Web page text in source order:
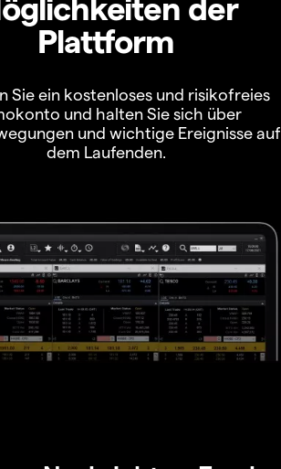
Plattform
Sie ein kostenloses und risikofreies
und halten Sie sich über
und wichtige Ereignisse auf
dem Laufenden.